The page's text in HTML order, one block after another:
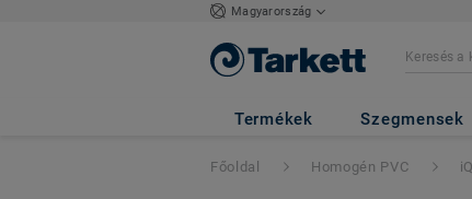
Magyarország
Termékek Szegmensek
iQ GRANIT
Főoldal Homogén PVC